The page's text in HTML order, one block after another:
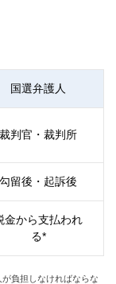
国選弁護人
裁判官・裁判所
勾留後・起訴後
金から支払われ
る*
負担しなければならな